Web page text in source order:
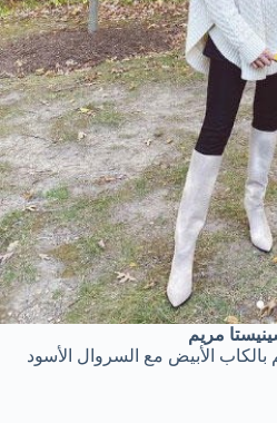
مريم
بالكاب الأبيض مع السروال الأسود